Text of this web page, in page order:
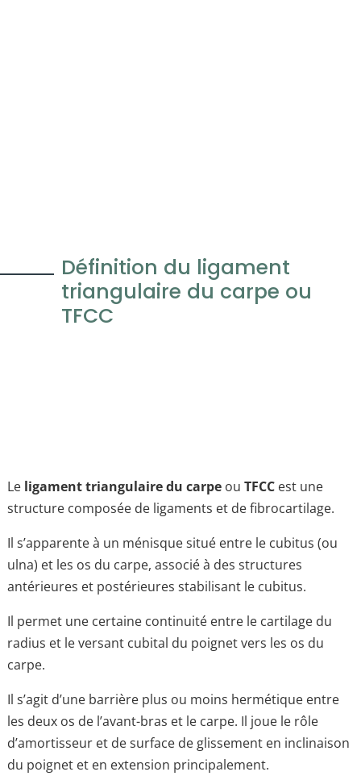
Définition du ligament
triangulaire du carpe ou
TFCC
Le ligament triangulaire du carpeou TFCCest une
structure composée de ligaments et de fibrocartilage.
Il s’apparente à un ménisque situé entre le cubitus (ou
ulna) et les os du carpe, associé à des structures
antérieures et postérieures stabilisant le cubitus.
Il permet une certaine continuité entre le cartilage du
radius et le versant cubital du poignet vers les os du
carpe.
Il s’agit d’une barrière plus ou moins hermétique entre
les deux os de l’avant-bras et le carpe. Il joue le rôle
d’amortisseur et de surface de glissement en inclinaison
du poignet et en extension principalement.